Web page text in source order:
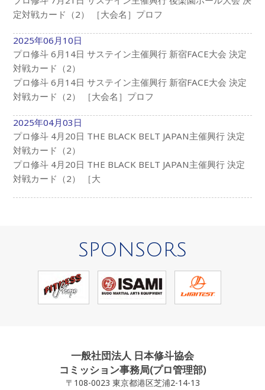
定対戦カード（2） ［大会名］プロフ
2025年06月10日
プロ修斗 6月14日 サステイン主催興行 新宿FACE大会 決定
対戦カード（2）
プロ修斗 6月14日 サステイン主催興行 新宿FACE大会 決定
対戦カード（2） ［大会名］プロフ
2025年04月03日
プロ修斗 4月20日 THE BLACK BELT JAPAN主催興行 決定
対戦カード（2）
プロ修斗 4月20日 THE BLACK BELT JAPAN主催興行 決定
対戦カード（2） ［大
SPONSORS
一般社団法人 日本修斗協会
コミッション事務局(プロ管理部)
〒108-0023 東京都港区芝浦2-14-13